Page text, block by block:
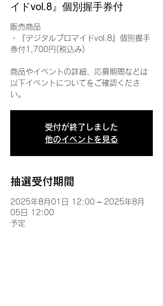
イドvol.8』個別握手券付
販売商品
・『デジタルブロマイドvol.8』個別握手
券付1,700円(税込み)
商品やイベントの詳細、応募期間などは
以下イベントについてをご確認くださ
い。
受付が終了しました
他のイベントを見る
抽選受付期間
2025年8月01日 12:00 – 2025年8月
05日 12:00
予定